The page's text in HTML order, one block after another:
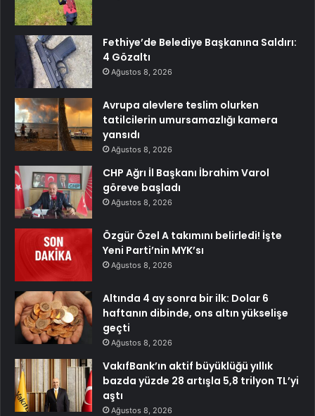
Fethiye’de Belediye Başkanına Saldırı:
4 Gözaltı
Ağustos 8, 2026
Avrupa alevlere teslim olurken
tatilcilerin umursamazlığı kamera
yansıdı
Ağustos 8, 2026
CHP Ağrı İl Başkanı İbrahim Varol
göreve başladı
Ağustos 8, 2026
Özgür Özel A takımını belirledi! İşte
Yeni Parti’nin MYK’sı
Ağustos 8, 2026
Altında 4 ay sonra bir ilk: Dolar 6
haftanın dibinde, ons altın yükselişe
geçti
Ağustos 8, 2026
VakıfBank’ın aktif büyüklüğü yıllık
bazda yüzde 28 artışla 5,8 trilyon TL’yi
aştı
Ağustos 8, 2026